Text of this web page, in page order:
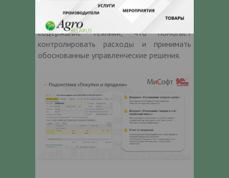
Дополнительно формируются
аналитические отчеты по затратам на
содержание техники, что помогает
контролировать расходы и принимать
обоснованные управленческие решения.